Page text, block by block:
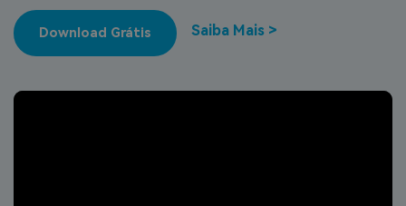
Recupere dados ilimitados do sistema Mac
Soluções de backup
Tema Quente
search
Download Grátis Saiba Mais >